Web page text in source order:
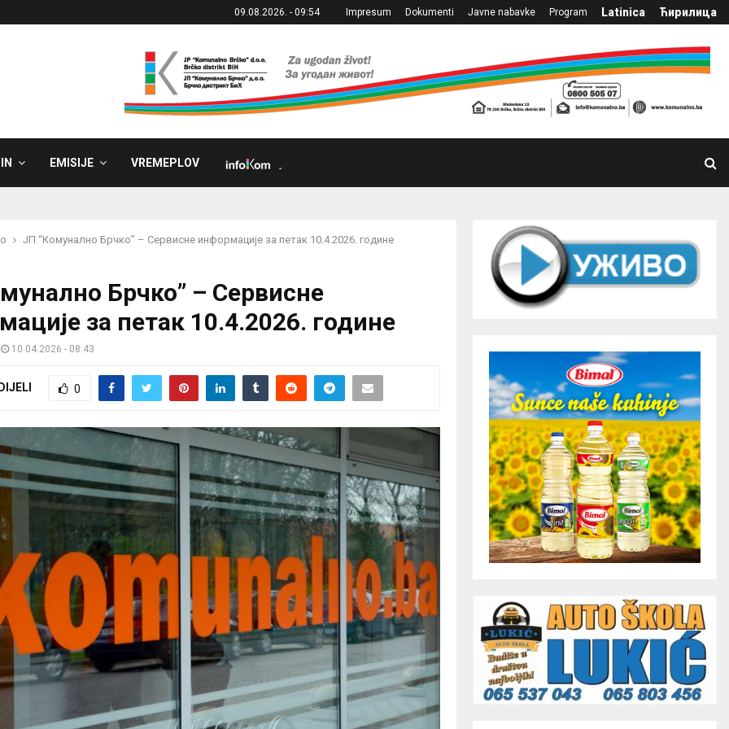
09.08.2026. - 09:54 Impresum Dokumenti Javne nabavke Program Latinica Ћирилица
EMISIJE VREMEPLOV
ЈП “Комунално Брчко” – Сервисне информације за петак 10.4.2026. године
Брчко” – Сервисне
за петак 10.4.2026. године
10.04.2026 - 08:43
0